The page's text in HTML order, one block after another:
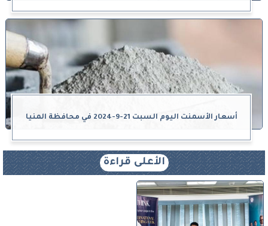
أسعار الأسمنت اليوم السبت 21-9-2024 في محافظة المنيا
الأعلى قراءة